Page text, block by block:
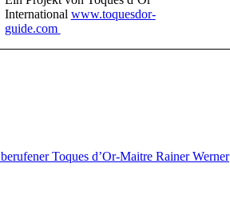
International www.toquesdor-
guide.com
berufener Toques d’Or-Maitre Rainer Werner